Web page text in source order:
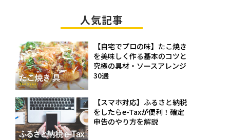
人気記事
【自宅でプロの味】たこ焼き
を美味しく作る基本のコツと
究極の具材・ソースアレンジ
30選
【スマホ対応】ふるさと納税
をしたらe-Taxが便利！確定
申告のやり方を解説